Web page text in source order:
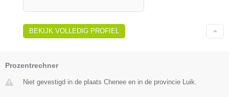
BEKIJK VOLLEDIG PROFIEL
Prozentrechner
Niet gevestigd in de plaats Chenee en in de provincie Luik.